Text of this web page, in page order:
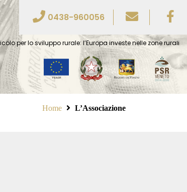
0438-960056
per lo sviluppo rurale: l’Europa investe nelle zone rurali
Home L’Associazione